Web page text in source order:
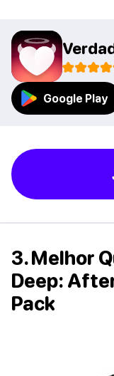
Google Play
3. Melhor
Deep:
Pack